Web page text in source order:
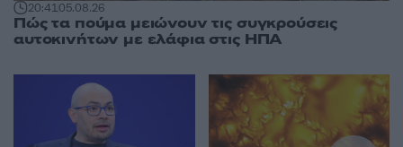
20:4105.08.26
Πώς τα πούμα μειώνουν τις συγκρούσεις
αυτοκινήτων με ελάφια στις ΗΠΑ